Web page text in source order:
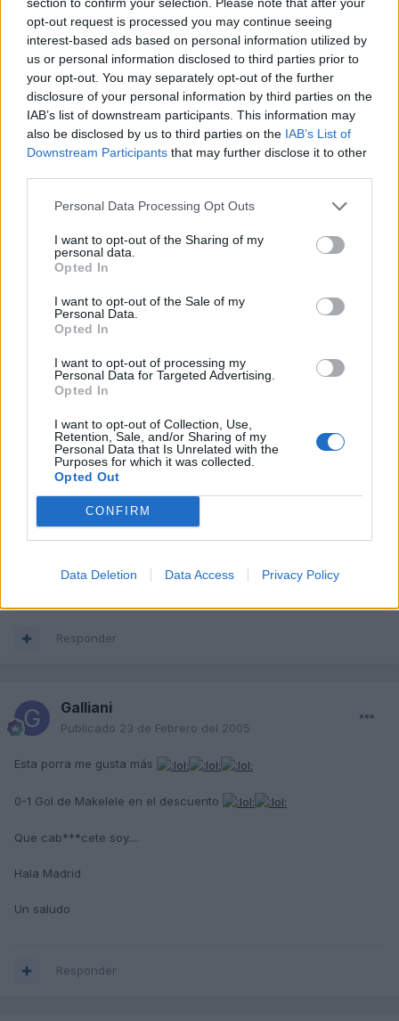
opt-out request is processed you may continue seeing
interest-based ads based on personal information utilized by
us or personal information disclosed to third parties prior to
your opt-out. You may separately opt-out of the further
disclosure of your personal information by third parties on the
IAB’s list of downstream participants. This information may
also be disclosed by us to third parties on the IAB’s List of
Downstream Participants that may further disclose it to other
Personal Data Processing Opt Outs
I want to opt-out of the Sharing of my
personal data.
Opted In
I want to opt-out of the Sale of my
Personal Data.
Opted In
I want to opt-out of processing my
Personal Data for Targeted Advertising.
Opted In
I want to opt-out of Collection, Use,
Retention, Sale, and/or Sharing of my
Personal Data that Is Unrelated with the
Purposes for which it was collected.
Opted Out
CONFIRM
Data Deletion Data Access Privacy Policy
jona
Publicado23 de Febrero del 2005
2-0
foooorça baarça :clap1: :clap1:
Guest
2-1 goles de etoo :clap1:
Responder
Bullete
Publicado23 de Febrero del 2005
F.C. Barcelona 2- Chelsea 0 Goles de Etoo
P.D.: Luis Enrique no juega no?? Una pena.
Responder
Galliani
Publicado 23 de Febrero del 2005
Esta porra me gusta más
0-1 Gol de Makelele en el descuento
Que cab***cete soy....
Hala Madrid
Un saludo
Responder